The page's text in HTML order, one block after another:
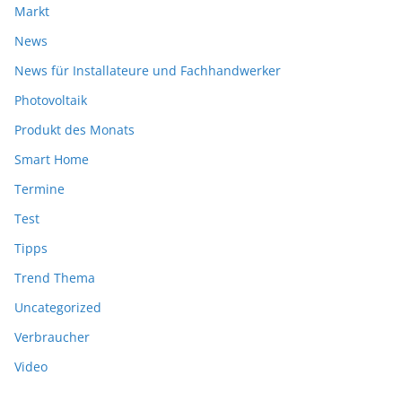
Markt
News
News für Installateure und Fachhandwerker
Photovoltaik
Produkt des Monats
Smart Home
Termine
Test
Tipps
Trend Thema
Uncategorized
Verbraucher
Video